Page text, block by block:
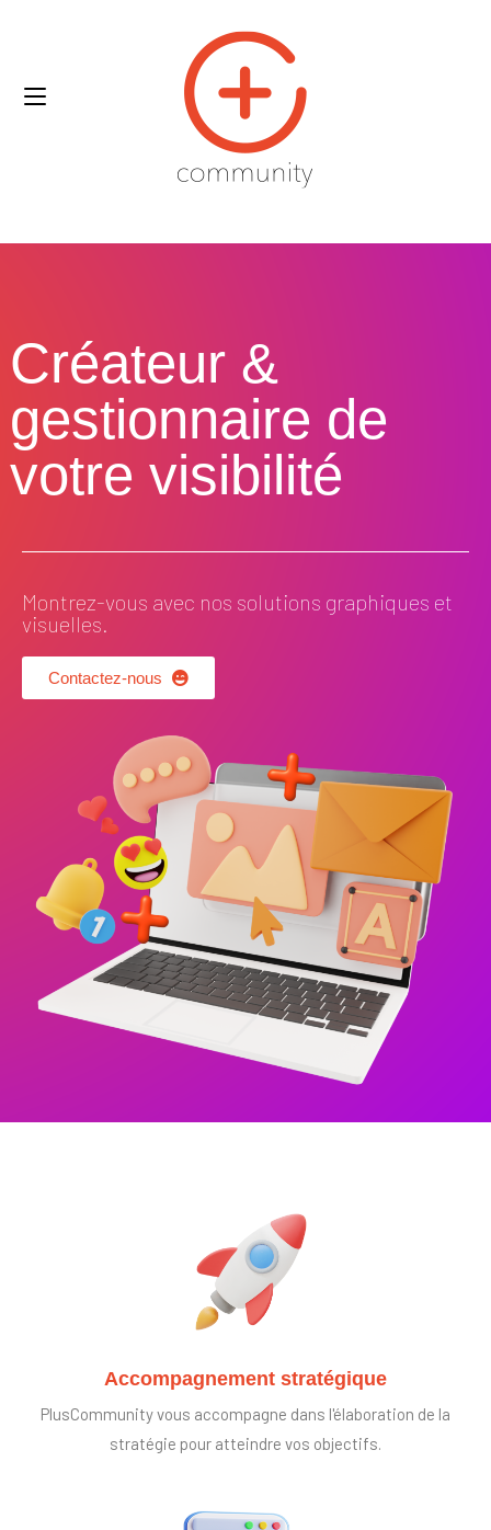
Créateur &
gestionnaire de
votre visibilité​
Montrez-vous avec nos solutions graphiques et
visuelles.
Contactez-nous
Accompagnement stratégique
PlusCommunity vous accompagne dans l'élaboration de la
stratégie pour atteindre vos objectifs.